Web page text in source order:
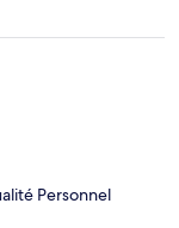
Personnel